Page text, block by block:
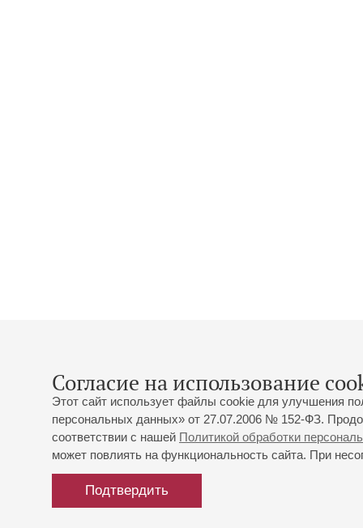
Согласие на использование
Этот сайт использует файлы cookie для улучшения
персональных данных» от 27.07.2006 № 152-ФЗ.
соответствии с нашей Политикой обработки
может повлиять на функциональность сайта. При
Подтвердить